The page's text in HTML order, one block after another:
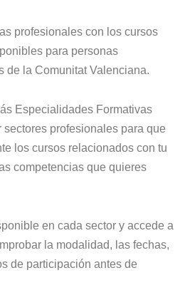
profesionales con los cursos
para personas
de la Comunitat Valenciana.
Especialidades Formativas
profesionales para que
los cursos relacionados con tu
competencias que quieres
en cada sector y accede a
la modalidad, las fechas,
de participación antes de